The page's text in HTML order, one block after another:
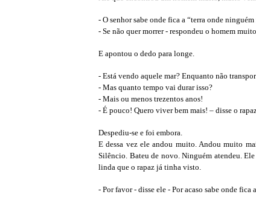
- O senhor sabe onde fica a “terra onde ninguém
- Se não quer morrer - respondeu o homem
E apontou o dedo para longe.
- Está vendo aquele mar? Enquanto não
- Mas quanto tempo vai durar isso?
- Mais ou menos trezentos anos!
- É pouco! Quero viver bem mais! – disse o
Despediu-se e foi embora.
E dessa vez ele andou muito. Andou muito
Silêncio. Bateu de novo. Ninguém atendeu.
linda que o rapaz já tinha visto.
- Por favor - disse ele - Por acaso sabe onde fica